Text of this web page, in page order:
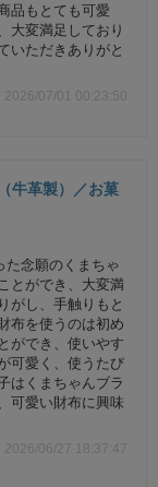
品もとても可愛
大変満足しており
いただきありがと
2026/07/01 00:23:50
牛革製）／お菓
た念願のくまちゃ
とができ、大変満
がし、手触りもと
布を使うのは初め
ができ、使いやす
可愛く、使うたび
はくまちゃんブラ
可愛い財布に興味
2026/06/27 18:37:47